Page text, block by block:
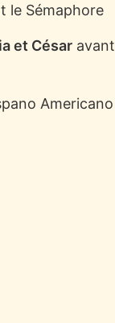
le Sémaphore
et César avant
Americano